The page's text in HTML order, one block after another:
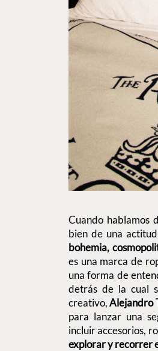
Cuando hablamos
bien de una
bohemia,
es una marca de
una forma de
detrás de la cual
creativo,Alejandro
para lanzar una
incluir accesorios,
explorar y recorrer